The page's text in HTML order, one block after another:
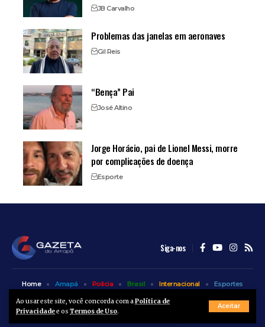
Ao usar este site, você concorda com aPolítica de
Privacidadee os Termos de Uso.
Aceitar
JB Carvalho
Problemas das janelas em aeronaves
Gil Reis
“Bença” Pai
José Altino
Jorge Horácio, pai de Lionel Messi, morre
por complicações de doença
Esporte
Siga-nos
© A Gazeta do Amapá - 2025. Todos os direitos reservados.
Home Amapá Polícia Brasil Internacional
Esportes
Bem Estar
Entretenimento